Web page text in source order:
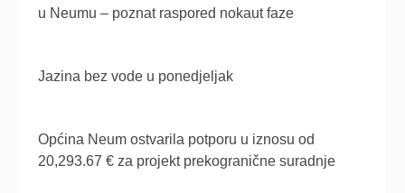
u Neumu – poznat raspored nokaut faze
Jazina bez vode u ponedjeljak
Općina Neum ostvarila potporu u iznosu od
20,293.67 € za projekt prekogranične suradnje